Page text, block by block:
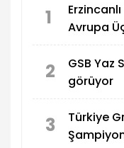
1
Avrupa
2
GSB Yaz
görüyor
3
Türkiye